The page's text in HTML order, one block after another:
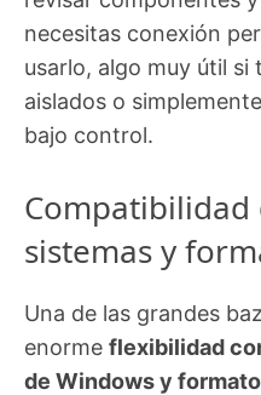
necesitas conexión
usarlo, algo muy útil
aislados o
bajo control.
Compatibilidad
sistemas y
Una de las grandes
enorme flexibilidad
de Windows y